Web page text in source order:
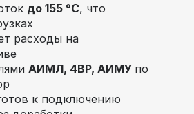
до 155 °C, что
расходы на
АИМЛ, 4ВР, АИМУ по
к подключению